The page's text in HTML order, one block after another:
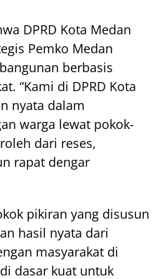
DPRD Kota Medan
Pemko Medan
berbasis
“Kami di DPRD Kota
nyata dalam
warga lewat pokok-
dari reses,
rapat dengar
pikiran yang disusun
hasil nyata dari
masyarakat di
dasar kuat untuk